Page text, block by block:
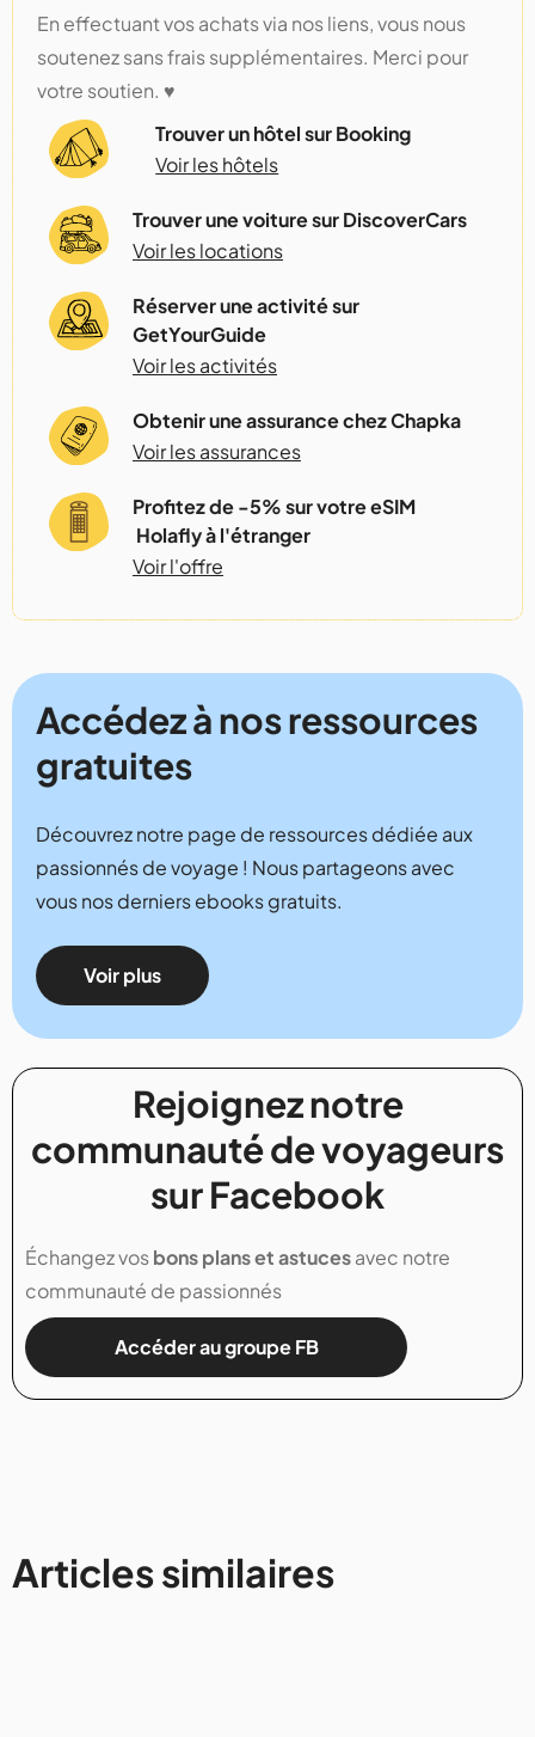
En effectuant vos achats via nos liens, vous nous
soutenez sans frais supplémentaires. Merci pour
votre soutien. ♥️
Trouver un hôtel sur Booking
Voir les hôtels
Trouver une voiture sur DiscoverCars
Voir les locations
Réserver une activité sur
GetYourGuide
Voir les activités
Obtenir une assurance chez Chapka
Voir les assurances
Profitez de -5% sur votre eSIM
Holafly à l'étranger
Voir l'offre
Accédez à nos ressources
gratuites
Découvrez notre page de ressources dédiée aux
passionnés de voyage ! Nous partageons avec
vous nos derniers ebooks gratuits.
Voir plus
Rejoignez notre
communauté de voyageurs
sur Facebook
Échangez vosbons plans et astucesavec notre
communauté de passionnés
Accéder au groupe FB
Articles similaires